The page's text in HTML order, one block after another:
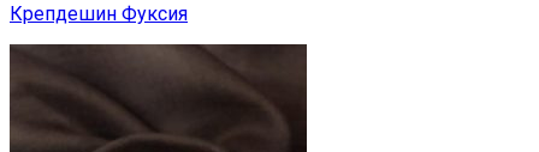
Крепдешин Фуксия